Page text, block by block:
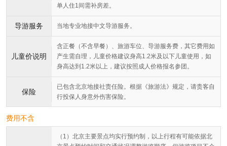
单人住1间需补房差。
导游服务 当地专业地接中文导游服务。
儿童价说明
含正餐（不含早餐）、旅游车位、导游服务费，其它费用如
产生需自理，儿童价格建议身高1.2米及以下儿童使用，如
身高达到1.2米以上，建议按照成人价格报名参团。
保险
已包含北京地接社责任险。根据《旅游法》规定，请贵客自
行投保人身意外伤害保险。
费用不含
（1）北京主要景点均实行预约制，以上行程有可能依据北